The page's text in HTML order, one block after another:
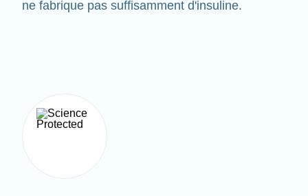
ne fabrique pas suffisamment d'insuline.